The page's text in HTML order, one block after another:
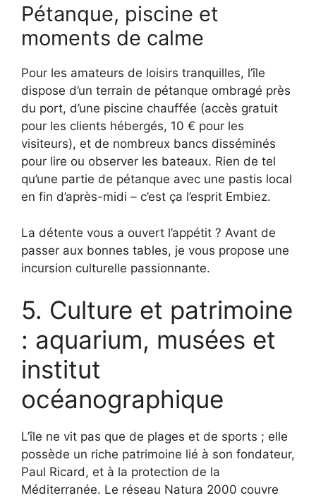
Pétanque, piscine et
moments de calme
Pour les amateurs de loisirs tranquilles, l’île
dispose d’un terrain de pétanque ombragé près
du port, d’une piscine chauffée (accès gratuit
pour les clients hébergés, 10 € pour les
visiteurs), et de nombreux bancs disséminés
pour lire ou observer les bateaux. Rien de tel
qu’une partie de pétanque avec une pastis local
en fin d’après-midi – c’est ça l’esprit Embiez.
La détente vous a ouvert l’appétit ? Avant de
passer aux bonnes tables, je vous propose une
incursion culturelle passionnante.
5. Culture et patrimoine
: aquarium, musées et
institut
océanographique
L’île ne vit pas que de plages et de sports ; elle
possède un riche patrimoine lié à son fondateur,
Paul Ricard, et à la protection de la
Méditerranée. Le réseau Natura 2000 couvre